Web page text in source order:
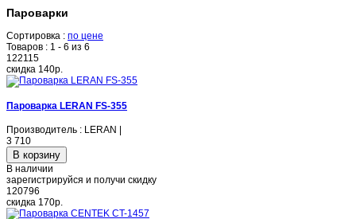
Пароварки
Сортировка : по цене
Товаров : 1 - 6 из 6
122115
скидка 140р.
Пароварка LERAN FS-355
Производитель : LERAN |
3 710
В наличии
зарегистрируйся и получи скидку
120796
скидка 170р.